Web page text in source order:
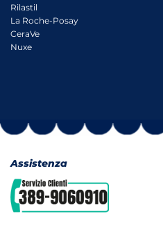
Rilastil
La Roche-Posay
CeraVe
Nuxe
Assistenza